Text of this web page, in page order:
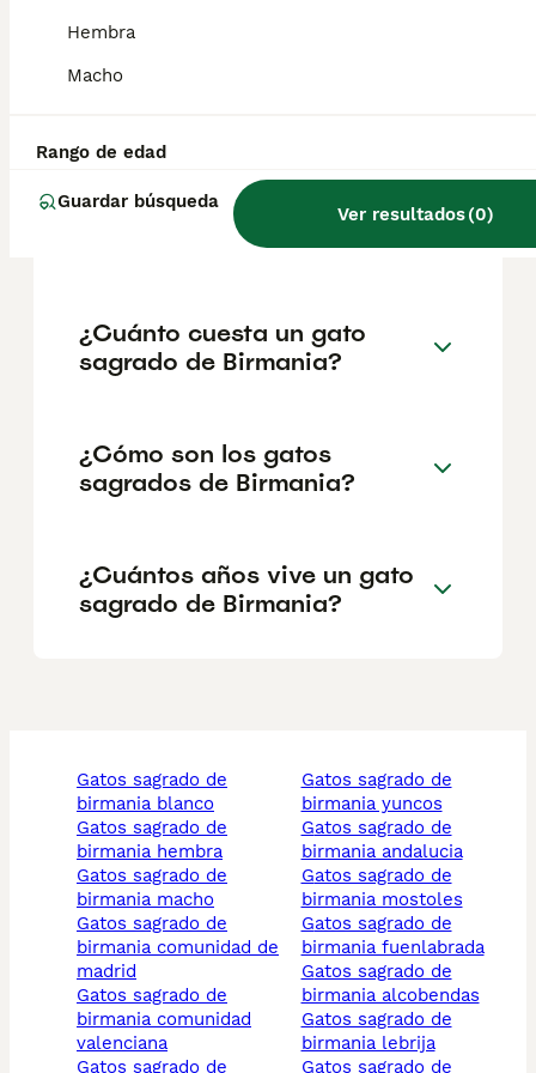
Hembra
Macho
Rango de edad
Guardar búsqueda
Ver resultados(0)
santidad se transmitió de alguna manera al
y sus ojos azules . Por eso se le conoce
¿Cómo es el temperamento
del gato sagrado de
¿Cuánto cuesta un gato
sagrado de Birmania?
¿Cómo son los gatos
sagrados de Birmania?
¿Cuántos años vive un gato
sagrado de Birmania?
gatos sagrado de
birmania blanco
gatos sagrado de
birmania hembra
gatos sagrado de
birmania macho
gatos sagrado de
birmania comunidad de
madrid
gatos sagrado de
birmania comunidad
valenciana
gatos sagrado de
gatos sagrado de
birmania yuncos
gatos sagrado de
birmania andalucia
gatos sagrado de
birmania mostoles
gatos sagrado de
birmania fuenlabrada
gatos sagrado de
birmania alcobendas
gatos sagrado de
birmania lebrija
gatos sagrado de